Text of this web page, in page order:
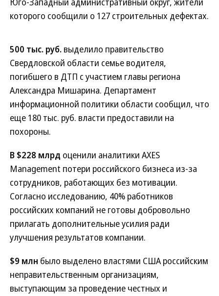
которого сообщили о 127 строительных дефектах.
500 тыс. руб. выделило правительство
Свердловской области семье водителя,
погибшего в ДТП с участием главы региона
Александра Мишарина. Департамент
информационной политики области сообщил, что
еще 180 тыс. руб. власти предоставили на
похороны.
В $228 млрд оценили аналитики AXES
Management потери российского бизнеса из-за
сотрудников, работающих без мотивации.
Согласно исследованию, 40% работников
российских компаний не готовы добровольно
прилагать дополнительные усилия ради
улучшения результатов компании.
$9 млн было выделено властями США российским
неправительственным организациям,
выступающим за проведение честных и